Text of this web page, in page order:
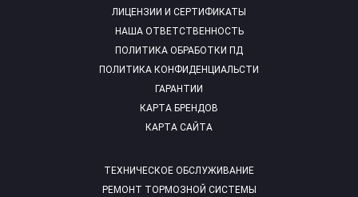
ТЕХНИЧЕСКОЕ ОБСЛУЖИВАНИЕ
РЕМОНТ ТОРМОЗНОЙ СИСТЕМЫ
ЛИЦЕНЗИИ И СЕРТИФИКАТЫ
НАША ОТВЕТСТВЕННОСТЬ
ПОЛИТИКА ОБРАБОТКИ ПД
ПОЛИТИКА КОНФИДЕНЦИАЛЬСТИ
ГАРАНТИИ
КАРТА БРЕНДОВ
КАРТА САЙТА